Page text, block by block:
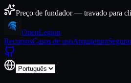
Pular para o conteúdo
Preço de fundador — travado para
OpenLegion
RecursosCasos de usoArquitetura